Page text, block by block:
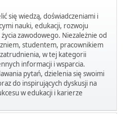
się wiedzą, doświadczeniami i
nauki, edukacji, rozwoju
zawodowego. Niezależnie od
studentem, pracownikiem
w tej kategorii
informacji i wsparcia.
pytań, dzielenia się swoimi
do inspirujących dyskusji na
w edukacji i karierze